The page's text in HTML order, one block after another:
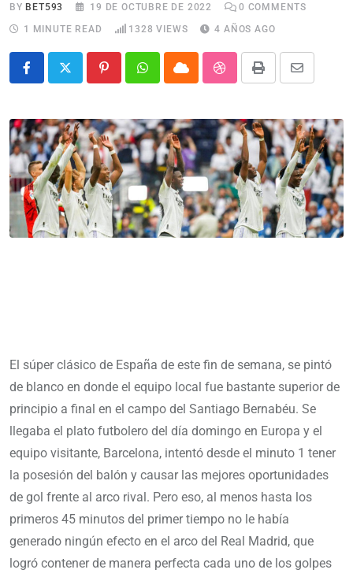
BY BET593 19 DE OCTUBRE DE 2022 0 COMMENTS
1 MINUTE READ
1328 VIEWS 4 AÑOS AGO
El súper clásico de España de este fin de semana, se pintó
de blanco en donde el equipo local fue bastante superior de
principio a final en el campo del Santiago Bernabéu. Se
llegaba el plato futbolero del día domingo en Europa y el
equipo visitante, Barcelona, intentó desde el minuto 1 tener
la posesión del balón y causar las mejores oportunidades
de gol frente al arco rival. Pero eso, al menos hasta los
primeros 45 minutos del primer tiempo no le había
generado ningún efecto en el arco del Real Madrid, que
logró contener de manera perfecta cada uno de los golpes